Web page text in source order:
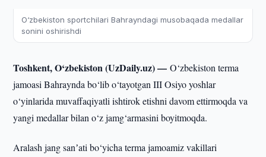
O‘zbekiston sportchilari Bahrayndagi musobaqada medallar
sonini oshirishdi
Toshkent, O‘zbekiston (UzDaily.uz) —O‘zbekiston terma
jamoasi Bahraynda bo‘lib o‘tayotgan III Osiyo yoshlar
o‘yinlarida muvaffaqiyatli ishtirok etishni davom ettirmoqda va
yangi medallar bilan o‘z jamg‘armasini boyitmoqda.
Aralash jang sanʼati bo‘yicha terma jamoamiz vakillari